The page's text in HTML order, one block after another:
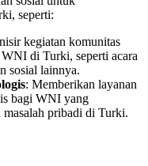
seperti:
kegiatan komunitas
di Turki, seperti acara
sosial lainnya.
: Memberikan layanan
bagi WNI yang
masalah pribadi di Turki.